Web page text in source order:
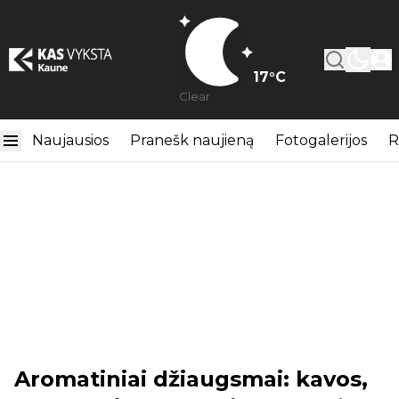
17°C
Clear
Naujausios Pranešk naujieną Fotogalerijos
Aromatiniai džiaugsmai: kavos,